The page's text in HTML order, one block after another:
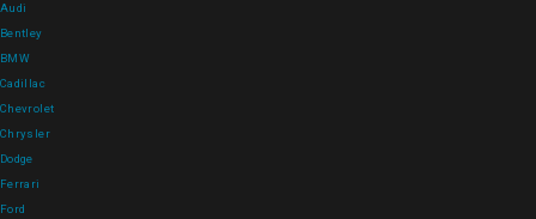
Audi
Bentley
BMW
Cadillac
Chevrolet
Chrysler
Dodge
Ferrari
Ford